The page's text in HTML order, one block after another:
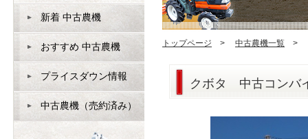
トップページ > 中古農機一覧 >
クボタ 中古コン
新着 中古農機
おすすめ 中古農機
プライスダウン情報
中古農機（売約済み）